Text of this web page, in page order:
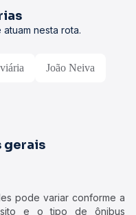
nesta rota.
João Neiva
gerais
pode variar conforme a
e o tipo de ônibus